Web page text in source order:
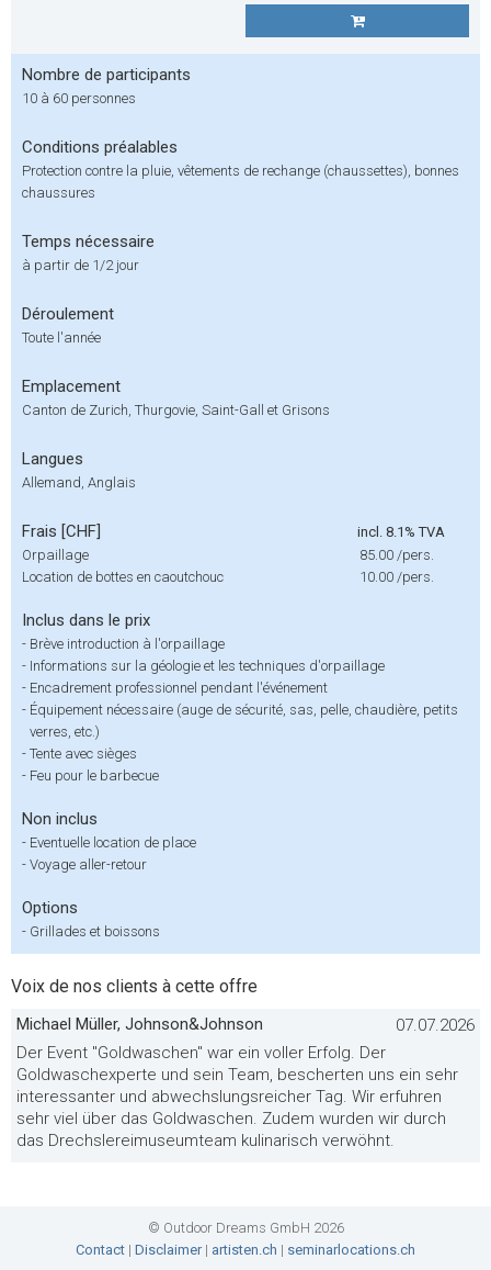
Nombre de participants
10 à 60 personnes
Conditions préalables
Protection contre la pluie, vêtements de rechange (chaussettes), bonnes
chaussures
Temps nécessaire
à partir de 1/2 jour
Déroulement
Toute l'année
Emplacement
Canton de Zurich, Thurgovie, Saint-Gall et Grisons
Langues
Allemand, Anglais
Frais [CHF]
incl. 8.1% TVA
Orpaillage
85.00 /pers.
Location de bottes en caoutchouc
10.00 /pers.
Inclus dans le prix
- Brève introduction à l'orpaillage
- Informations sur la géologie et les techniques d'orpaillage
- Encadrement professionnel pendant l'événement
- Équipement nécessaire (auge de sécurité, sas, pelle, chaudière, petits
verres, etc.)
- Tente avec sièges
- Feu pour le barbecue
Non inclus
- Eventuelle location de place
- Voyage aller-retour
Options
- Grillades et boissons
Voix de nos clients à cette offre
Michael Müller, Johnson&Johnson
07.07.2026
Der Event "Goldwaschen" war ein voller Erfolg. Der
Goldwaschexperte und sein Team, bescherten uns ein sehr
interessanter und abwechslungsreicher Tag. Wir erfuhren
sehr viel über das Goldwaschen. Zudem wurden wir durch
das Drechslereimuseumteam kulinarisch verwöhnt.
© Outdoor Dreams GmbH 2026
Contact | Disclaimer| artisten.ch | seminarlocations.ch